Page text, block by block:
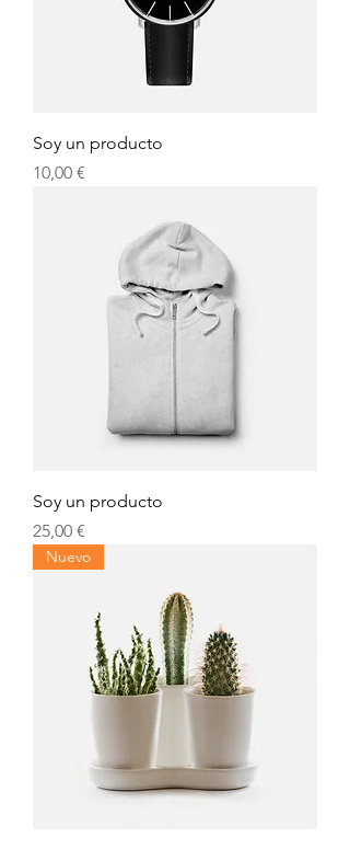
Soy un producto
Precio
10,00 €
Soy un producto
Precio
25,00 €
Nuevo